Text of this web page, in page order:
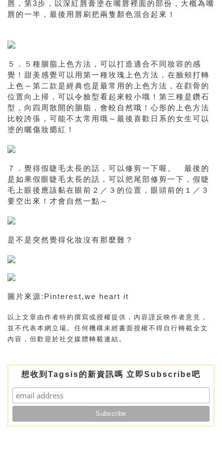
唇，第3步，以深紅唇膏塗在嘴唇裡面的部份，大概為嘴
唇的一半，最後用唇刷把兩隻顏色混合起來！
５．５種胭脂上色方法，可以打造適合不同妝容的感
覺！甜美感覺可以用第一種玫瑰上色方法，在臉頰打轉
上色～第二款是經典也是最常用的上色方法，在顴骨的
位置向上掃，可以令臉型看起來較小哦！第三種是鑽石
型，向四周散開的胭脂，會較自然哦！心形的上色方法
比較誇張，可能不太常用哦～最後喜歡日系的女生可以
塗的曬傷妝腮紅！
７．覺得假睫毛太長的話，可以修剪一下喔。 最後的
是如果假眼睫毛太長的話，可以把尾部修剪一下，假睫
毛上眼後應該黏在眼前２／３的位置，眼頭前的１／３
要空出來！才會自然一點～
是不是突然覺得化妝沒有那麼難？
圖片來源:Pinterest,we heart it
以上文章由作者特約撰寫或授權提供，內容謹反映作者意見，
並不代表本網立場。任何機構未經書面授權不得自行轉載全文
內容，但歡迎於社交媒體轉載連結。
想收到Tagsis的新資訊嗎 立即Subscribe吧